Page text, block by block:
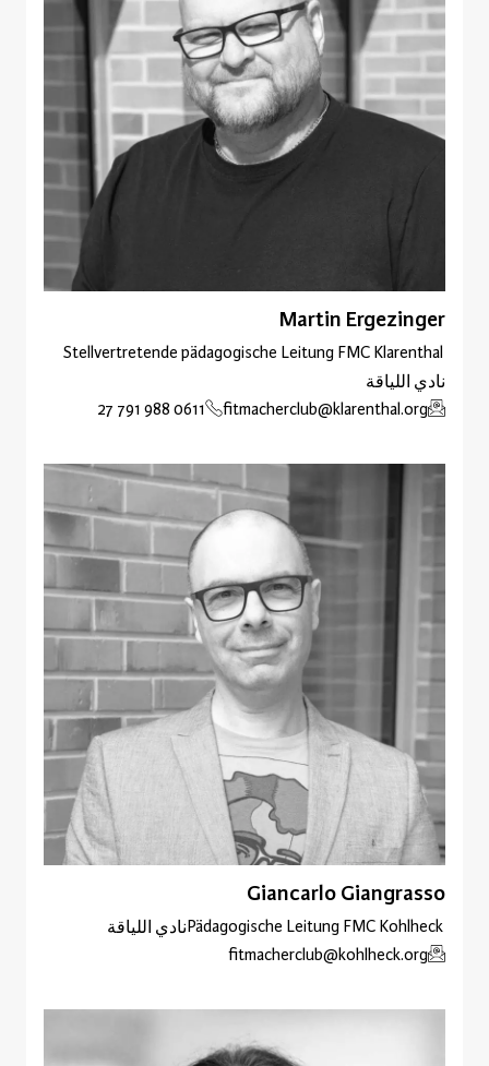
Martin Ergezinger
Stellvertretende pädagogische Leitung FMC Klarenthal
نادي اللياقة
fitmacherclub@klarenthal.org
0611 988 791 27
Giancarlo Giangrasso
Pädagogische Leitung FMC Kohlheckنادي اللياقة
fitmacherclub@kohlheck.org